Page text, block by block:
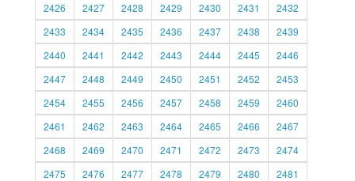
2426
2427 2428 2429 2430 2431
2432
2433
2434 2435 2436 2437 2438
2439
2440
2441 2442 2443 2444 2445
2446
2447
2448 2449 2450 2451 2452
2453
2454
2455 2456 2457 2458 2459
2460
2461
2462 2463 2464 2465 2466
2467
2468
2469 2470 2471 2472 2473
2474
2475
2476 2477 2478 2479 2480
2481